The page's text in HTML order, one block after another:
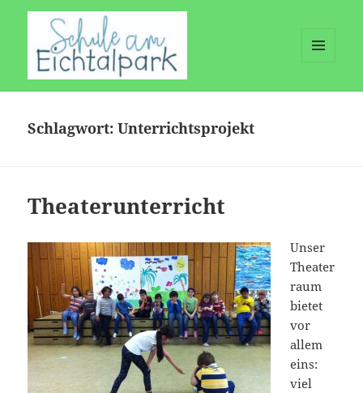
WIDGETS
Schlagwort:Unterrichtsprojekt
Theaterunterricht
Unser
Theater
raum
bietet
vor
allem
eins:
viel